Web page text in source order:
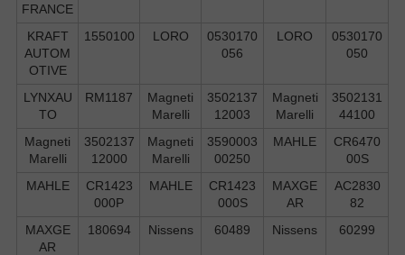
FRANCE
KRAFT
AUTOM
OTIVE
1550100 LORO
0530170
056
LORO
0530170
050
LYNXAU
TO
RM1187
Magneti
Marelli
3502137
12003
Magneti
Marelli
3502131
44100
Magneti
Marelli
3502137
12000
Magneti
Marelli
3590003
00250
MAHLE
CR6470
00S
MAHLE
CR1423
000P
MAHLE
CR1423
000S
MAXGE
AR
AC2830
82
MAXGE
AR
180694 Nissens 60489 Nissens 60299